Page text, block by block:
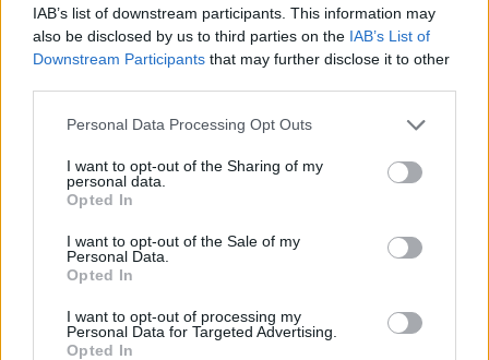
IAB’s list of downstream participants. This information may
also be disclosed by us to third parties on the IAB’s List of
Downstream Participants that may further disclose it to other
Personal Data Processing Opt Outs
I want to opt-out of the Sharing of my
personal data.
Opted In
I want to opt-out of the Sale of my
Personal Data.
Opted In
I want to opt-out of processing my
Personal Data for Targeted Advertising.
Opted In
youtube